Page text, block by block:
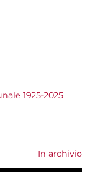
1925-2025
In archivio